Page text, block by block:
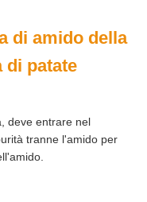
di amido della
di patate
deve entrare nel
tranne l'amido per